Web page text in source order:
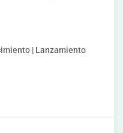
| Lanzamiento